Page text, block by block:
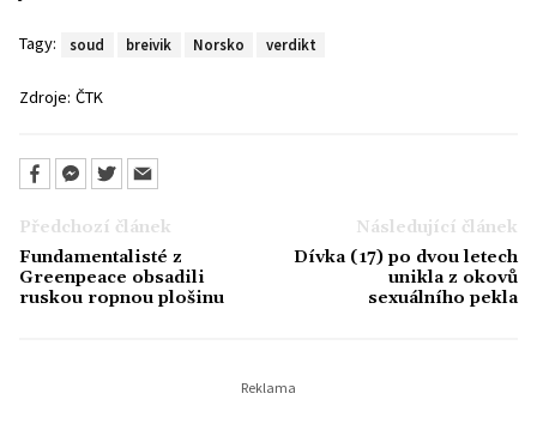
Tagy: soud breivik Norsko verdikt
Zdroje: ČTK
Předchozí článek
Fundamentalisté z
Greenpeace obsadili
ruskou ropnou plošinu
Následující článek
Dívka (17) po dvou letech
unikla z okovů
sexuálního pekla